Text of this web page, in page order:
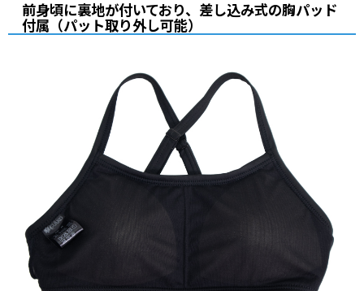
前身頃に裏地が付いており、差し込み式の胸パッド
付属（パット取り外し可能）